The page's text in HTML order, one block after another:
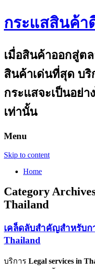
กระแสสินค้า
เมื่อสินค้าออกสู่ต
สินค้าเด่นที่สุด บริ
กระแสจะเป็นอย่
เท่านั้น
Menu
Skip to content
Home
Category
Thailand
เคล็ดลับสำคัญสำหรับกา
Thailand
บริการ Legal services in